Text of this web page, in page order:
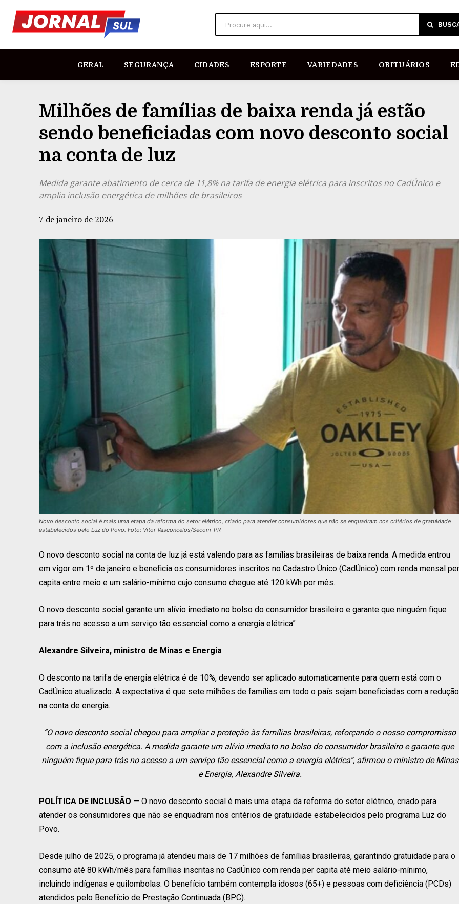
Procure aqui...
GERAL SEGURANÇA CIDADES ESPORTE VARIEDADES OBITUÁRIOS
Milhões de famílias de baixa renda já estão
sendo beneficiadas com novo desconto social
na conta de luz
Medida garante abatimento de cerca de 11,8% na tarifa de energia elétrica para inscritos no CadÚnico e
amplia inclusão energética de milhões de brasileiros
7 de janeiro de 2026
Novo desconto social é mais uma etapa da reforma do setor elétrico, criado para atender consumidores que não se enquadram nos critérios de gratuidade
estabelecidos pelo Luz do Povo. Foto: Vitor Vasconcelos/Secom-PR
O novo desconto social na conta de luz já está valendo para as famílias brasileiras de baixa renda. A medida entrou
em vigor em 1º de janeiro e beneficia os consumidores inscritos no Cadastro Único (CadÚnico) com renda mensal per
capita entre meio e um salário-mínimo cujo consumo chegue até 120 kWh por mês.
O novo desconto social garante um alívio imediato no bolso do consumidor brasileiro e garante que ninguém fique
para trás no acesso a um serviço tão essencial como a energia elétrica”
Alexandre Silveira, ministro de Minas e Energia
O desconto na tarifa de energia elétrica é de 10%, devendo ser aplicado automaticamente para quem está com o
CadÚnico atualizado. A expectativa é que sete milhões de famílias em todo o país sejam beneficiadas com a redução
na conta de energia.
“O novo desconto social chegou para ampliar a proteção às famílias brasileiras, reforçando o nosso compromisso
com a inclusão energética. A medida garante um alívio imediato no bolso do consumidor brasileiro e garante que
ninguém fique para trás no acesso a um serviço tão essencial como a energia elétrica”, afirmou o ministro de Minas
e Energia, Alexandre Silveira.
POLÍTICA DE INCLUSÃO — O novo desconto social é mais uma etapa da reforma do setor elétrico, criado para
atender os consumidores que não se enquadram nos critérios de gratuidade estabelecidos pelo programa Luz do
Povo.
Desde julho de 2025, o programa já atendeu mais de 17 milhões de famílias brasileiras, garantindo gratuidade para o
consumo até 80 kWh/mês para famílias inscritas no CadÚnico com renda per capita até meio salário-mínimo,
incluindo indígenas e quilombolas. O benefício também contempla idosos (65+) e pessoas com deficiência (PCDs)
atendidos pelo Benefício de Prestação Continuada (BPC).